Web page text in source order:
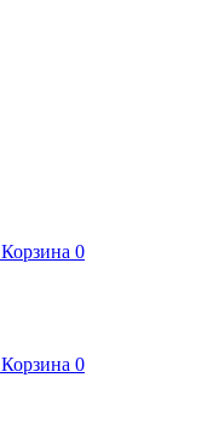
Корзина 0
Корзина 0